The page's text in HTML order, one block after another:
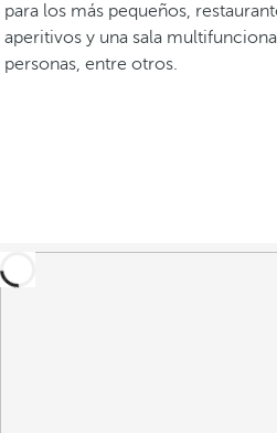
para los más pequeños,
aperitivos y una sala
personas, entre otros.